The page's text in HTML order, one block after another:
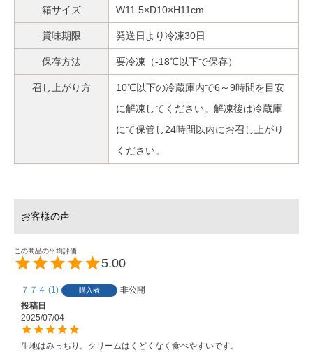
箱サイズ W11.5×D10×H11cm
賞味期限 発送日より冷凍30日
保存方法 要冷凍（-18℃以下で保存）
召し上がり方
10℃以下の冷蔵庫内で6～9時間を目安
に解凍してください。解凍後は冷蔵庫
にて保管し24時間以内にお召し上がり
ください。
5.00
７７４ 1 購入者
非公開
投稿日
2025/07/04
生地はみっちり。クリームはくどくなく食べやすいです。